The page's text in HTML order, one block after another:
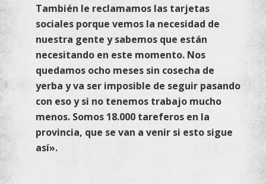
También le reclamamos las tarjetas
sociales porque vemos la necesidad de
nuestra gente y sabemos que están
necesitando en este momento. Nos
quedamos ocho meses sin cosecha de
yerba y va ser imposible de seguir pasando
con eso y si no tenemos trabajo mucho
menos. Somos 18.000 tareferos en la
provincia, que se van a venir si esto sigue
así».